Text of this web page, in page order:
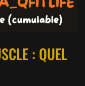
: QUEL